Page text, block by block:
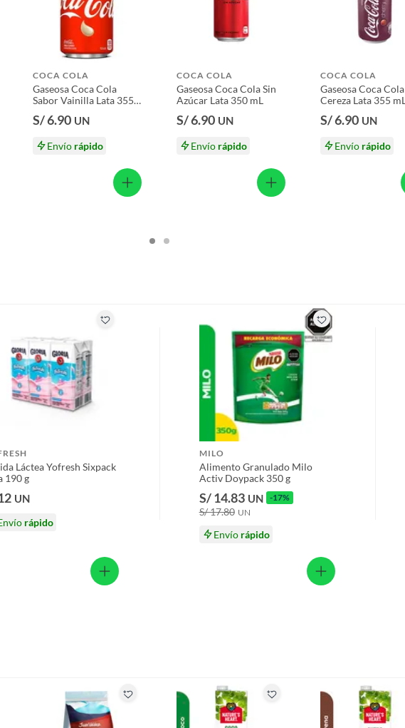
mL
productos para asfalto.
tecnología, línea blanca, colchones, muebles, bicicletas y
alimenticios, vitaminas.
COCA COLA
Gaseosa Coca Cola
Sabor Vainilla Lata 355
S/ 6.90 UN
Envío rápido
COCA COLA
Gaseosa Coca Cola Sin
Azúcar Lata 350 mL
S/ 6.90 UN
Envío rápido
COCA COLA
Gaseosa Coca Cola
Cereza Lata 355 mL
S/ 6.90 UN
Envío rápido
Láctea Yofresh Sixpack
190 g
UN
rápido
MILO
Alimento Granulado Milo
Activ Doypack 350 g
S/ 14.83 UN -17%
S/ 17.80 UN
Envío rápido